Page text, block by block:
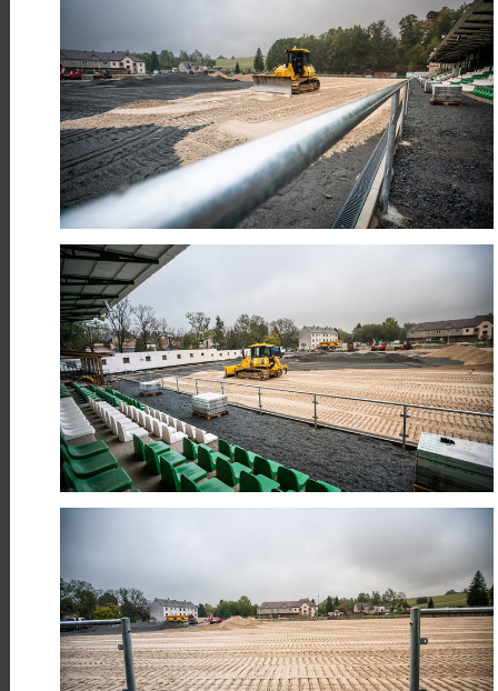
Číst více
24
ČRV
Když sport pomáhá
Sport, energie a pomoc, která má
Číst více
10
DUB
Proměna veřejného prostoru v
Dříteči
Realizujeme úpravy veřejného